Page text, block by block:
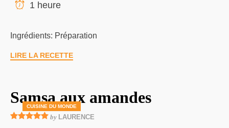
1 heure
Ingrédients: Préparation
LIRE LA RECETTE
CUISINE DU MONDE
Samsa aux amandes
by LAURENCE